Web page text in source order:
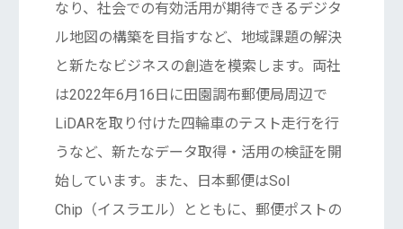
なり、社会での有効活用が期待できるデジタ
ル地図の構築を目指すなど、地域課題の解決
と新たなビジネスの創造を模索します。両社
は2022年6月16日に田園調布郵便局周辺で
LiDARを取り付けた四輪車のテスト走行を行
うなど、新たなデータ取得・活用の検証を開
始しています。また、日本郵便はSol
Chip（イスラエル）とともに、郵便ポストの